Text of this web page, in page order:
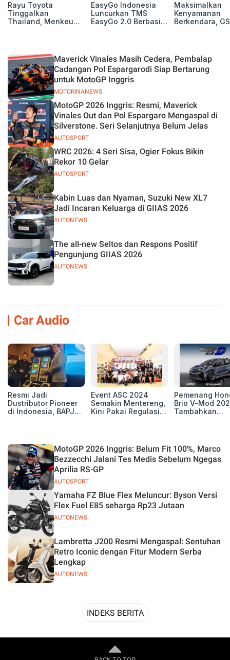
Rayu Toyota
Tinggalkan
Thailand, Menkeu
Basis Produksi
ASEAN
EasyGo Indonesia
Luncurkan TMS
EasyGo 2.0 Berbasis
Maksimalkan
Kenyamanan
Berkendara,
2026
MOTORINANEWS
Maverick Vinales Masih Cedera, Pembalap
Cadangan Pol Espargarodi Siap Bertarung
untuk MotoGP Inggris
AUTOSPORT
MotoGP 2026 Inggris: Resmi, Maverick
Vinales Out dan Pol Espargaro Mengaspal di
Silverstone. Seri Selanjutnya Belum Jelas
AUTOSPORT
WRC 2026: 4 Seri Sisa, Ogier Fokus Bikin
Rekor 10 Gelar
AUTONEWS
Kabin Luas dan Nyaman, Suzuki New XL7
Jadi Incaran Keluarga di GIIAS 2026
AUTONEWS
The all-new Seltos dan Respons Positif
Pengunjung GIIAS 2026
Car Audio
Resmi Jadi
Dustributor Pioneer
di Indonesia, BAPJ
Event ASC 2024
Semakin Mentereng,
Kini Pakai Regulasi
Pemenang
Brio V-Mod
Tambahkan
AUTOSPORT
MotoGP 2026 Inggris: Belum Fit 100%, Marco
Bezzecchi Jalani Tes Medis Sebelum Ngegas
Aprilia RS-GP
AUTONEWS
Yamaha FZ Blue Flex Meluncur: Byson Versi
Flex Fuel E85 seharga Rp23 Jutaan
AUTONEWS
Lambretta J200 Resmi Mengaspal: Sentuhan
Retro Iconic dengan Fitur Modern Serba
Lengkap
INDEKS BERITA